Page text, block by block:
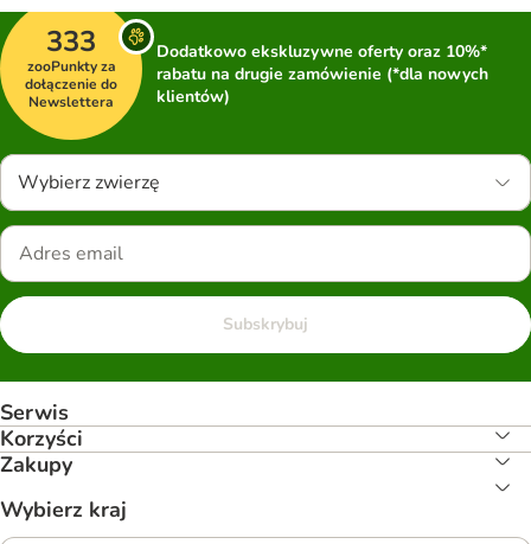
333
zooPunkty za
dołączenie do
Newslettera
Dodatkowo ekskluzywne oferty oraz 10%*
rabatu na drugie zamówienie (*dla nowych
klientów)
Wybierz zwierzę
Subskrybuj
Serwis
Korzyści
Zakupy
Wybierz kraj